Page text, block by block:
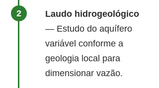
Laudo hidrogeológico
— Estudo do aquífero
variável conforme a
geologia local para
dimensionar vazão.